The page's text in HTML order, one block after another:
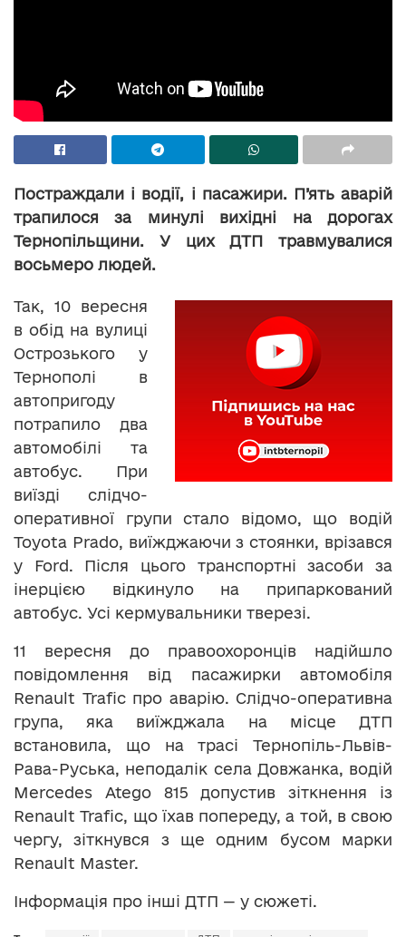
Постраждали і водії, і пасажири. П’ять аварій
трапилося за минулі вихідні на дорогах
Тернопільщини. У цих ДТП травмувалися
восьмеро людей.
Так, 10 вересня
в обід на вулиці
Острозького у
Тернополі в
автопригоду
потрапило два
автомобілі та
автобус. При
виїзді слідчо-
оперативної групи стало відомо, що водій
Toyota Prado, виїжджаючи з стоянки, врізався
у Ford. Після цього транспортні засоби за
інерцією відкинуло на припаркований
автобус. Усі кермувальники тверезі.
11 вересня до правоохоронців надійшло
повідомлення від пасажирки автомобіля
Renault Trafic про аварію. Слідчо-оперативна
група, яка виїжджала на місце ДТП
встановила, що на трасі Тернопіль-Львів-
Рава-Руська, неподалік села Довжанка, водій
Mercedes Atego 815 допустив зіткнення із
Renault Trafic, що їхав попереду, а той, в свою
чергу, зіткнувся з ще одним бусом марки
Renault Master.
Інформація про інші ДТП — у сюжеті.